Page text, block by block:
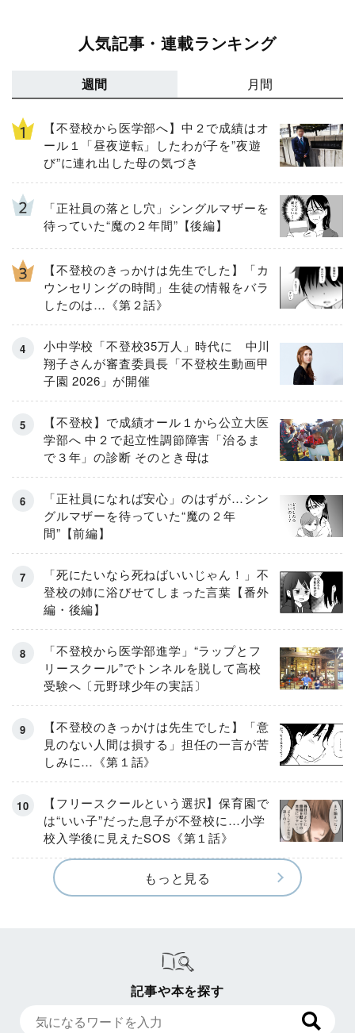
人気記事・連載ランキング
週間 月間
【不登校から医学部へ】中２で成績はオ
ール１「昼夜逆転」したわが子を”夜遊
び”に連れ出した母の気づき
「正社員の落とし穴」シングルマザーを
待っていた“魔の２年間”【後編】
【不登校のきっかけは先生でした】「カ
ウンセリングの時間」生徒の情報をバラ
したのは…《第２話》
小中学校「不登校35万人」時代に 中川
翔子さんが審査委員長「不登校生動画甲
子園 2026」が開催
【不登校】で成績オール１から公立大医
学部へ 中２で起立性調節障害「治るま
で３年」の診断 そのとき母は
「正社員になれば安心」のはずが…シン
グルマザーを待っていた“魔の２年
間”【前編】
「死にたいなら死ねばいいじゃん！」不
登校の姉に浴びせてしまった言葉【番外
編・後編】
「不登校から医学部進学」“ラップとフ
リースクール”でトンネルを脱して高校
受験へ〔元野球少年の実話〕
【不登校のきっかけは先生でした】「意
見のない人間は損する」担任の一言が苦
しみに…《第１話》
【フリースクールという選択】保育園で
は“いい子”だった息子が不登校に…小学
校入学後に見えたSOS《第１話》
もっと見る
記事や本を探す